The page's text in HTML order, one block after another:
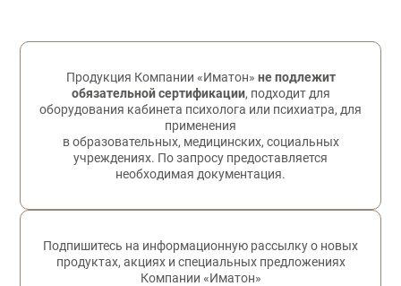
Обратная связь
Продукция Компании «Иматон» не подлежит
обязательной сертификации, подходит для
оборудования кабинета психолога или психиатра, для
применения
в образовательных, медицинских, социальных
учреждениях. По запросу предоставляется
необходимая документация.
Подпишитесь на информационную рассылку о новых
продуктах, акциях и специальных предложениях
Компании «Иматон»